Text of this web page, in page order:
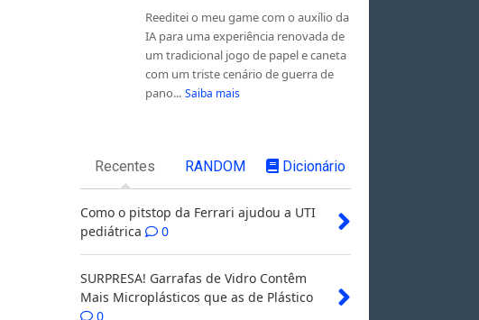
Reeditei o meu game com o auxílio da
IA para uma experiência renovada de
um tradicional jogo de papel e caneta
com um triste cenário de guerra de
pano... Saiba mais
Recentes RANDOM Dicionário
Como o pitstop da Ferrari ajudou a UTI
pediátrica
0
SURPRESA! Garrafas de Vidro Contêm
Mais Microplásticos que as de Plástico
0